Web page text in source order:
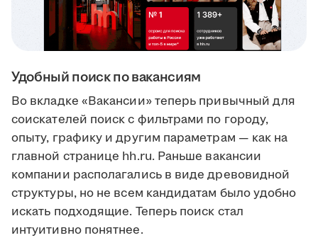
Удобный поиск по вакансиям
Во вкладке «Вакансии» теперь привычный для
соискателей поиск с фильтрами по городу,
опыту, графику и другим параметрам — как на
главной странице hh.ru. Раньше вакансии
компании располагались в виде древовидной
структуры, но не всем кандидатам было удобно
искать подходящие. Теперь поиск стал
интуитивно понятнее.